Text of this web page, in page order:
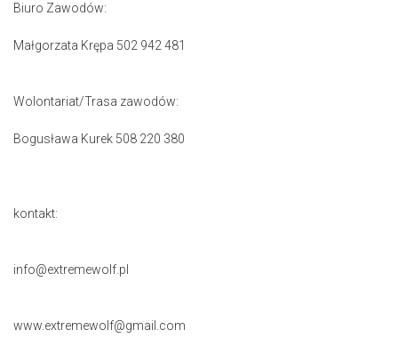
Biuro Zawodów:
Małgorzata Krępa 502 942 481
Wolontariat/Trasa zawodów:
Bogusława Kurek 508 220 380
kontakt:
info@extremewolf.pl
www.extremewolf@gmail.com